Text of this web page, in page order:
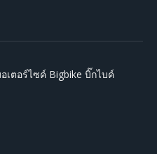
เตอร์ไซค์ Bigbike บิ๊กไบค์